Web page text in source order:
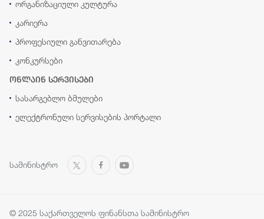
ორგანიზაციული კულტურა
კარიერა
პროფესიული განვითარება
კონკურსები
ონლაინ სერვისები
სასარგებლო ბმულები
ელექტრონული სერვისების პორტალი
სამინისტრო
© 2025 საქართველოს ფინანსთა სამინისტრო